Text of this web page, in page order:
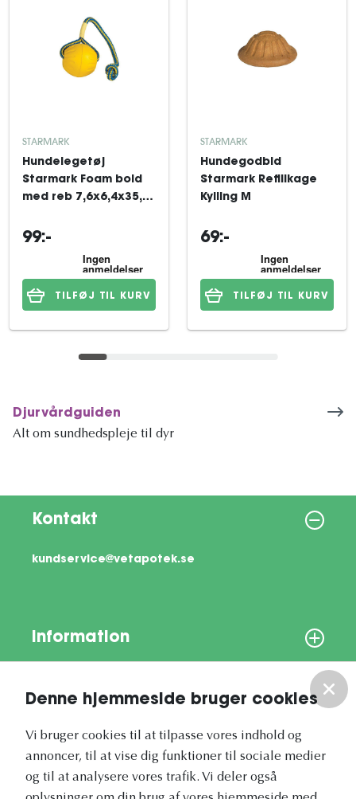
Denne hjemmeside bruger cookies
Vi bruger cookies til at tilpasse vores indhold og
annoncer, til at vise dig funktioner til sociale medier
og til at analysere vores trafik. Vi deler også
STARMARK
Hundelegetøj
Starmark Foam bold
med reb 7,6x6,4x35,6
99:-
TILFØJ TIL KURV
STARMARK
Hundegodbid
Starmark Refillkage
Kylling M
69:-
TILFØJ TIL KURV
Djurvårdguiden
Alt om sundhedspleje til dyr
Kontakt
kundservice@vetapotek.se
Information
Vores nyhedsbrev